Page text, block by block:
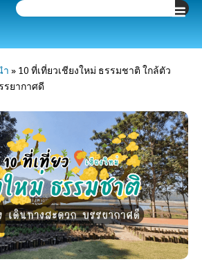
Search
ำ » 10 ที่เที่ยวเชียงใหม่ ธรรมชาติ ใกล้ตัว
รยากาศดี